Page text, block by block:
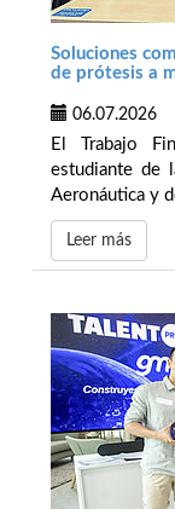
Soluciones
de prótesis a
06.07.2026
El Trabajo
estudiante de
Aeronáutica y
Leer más